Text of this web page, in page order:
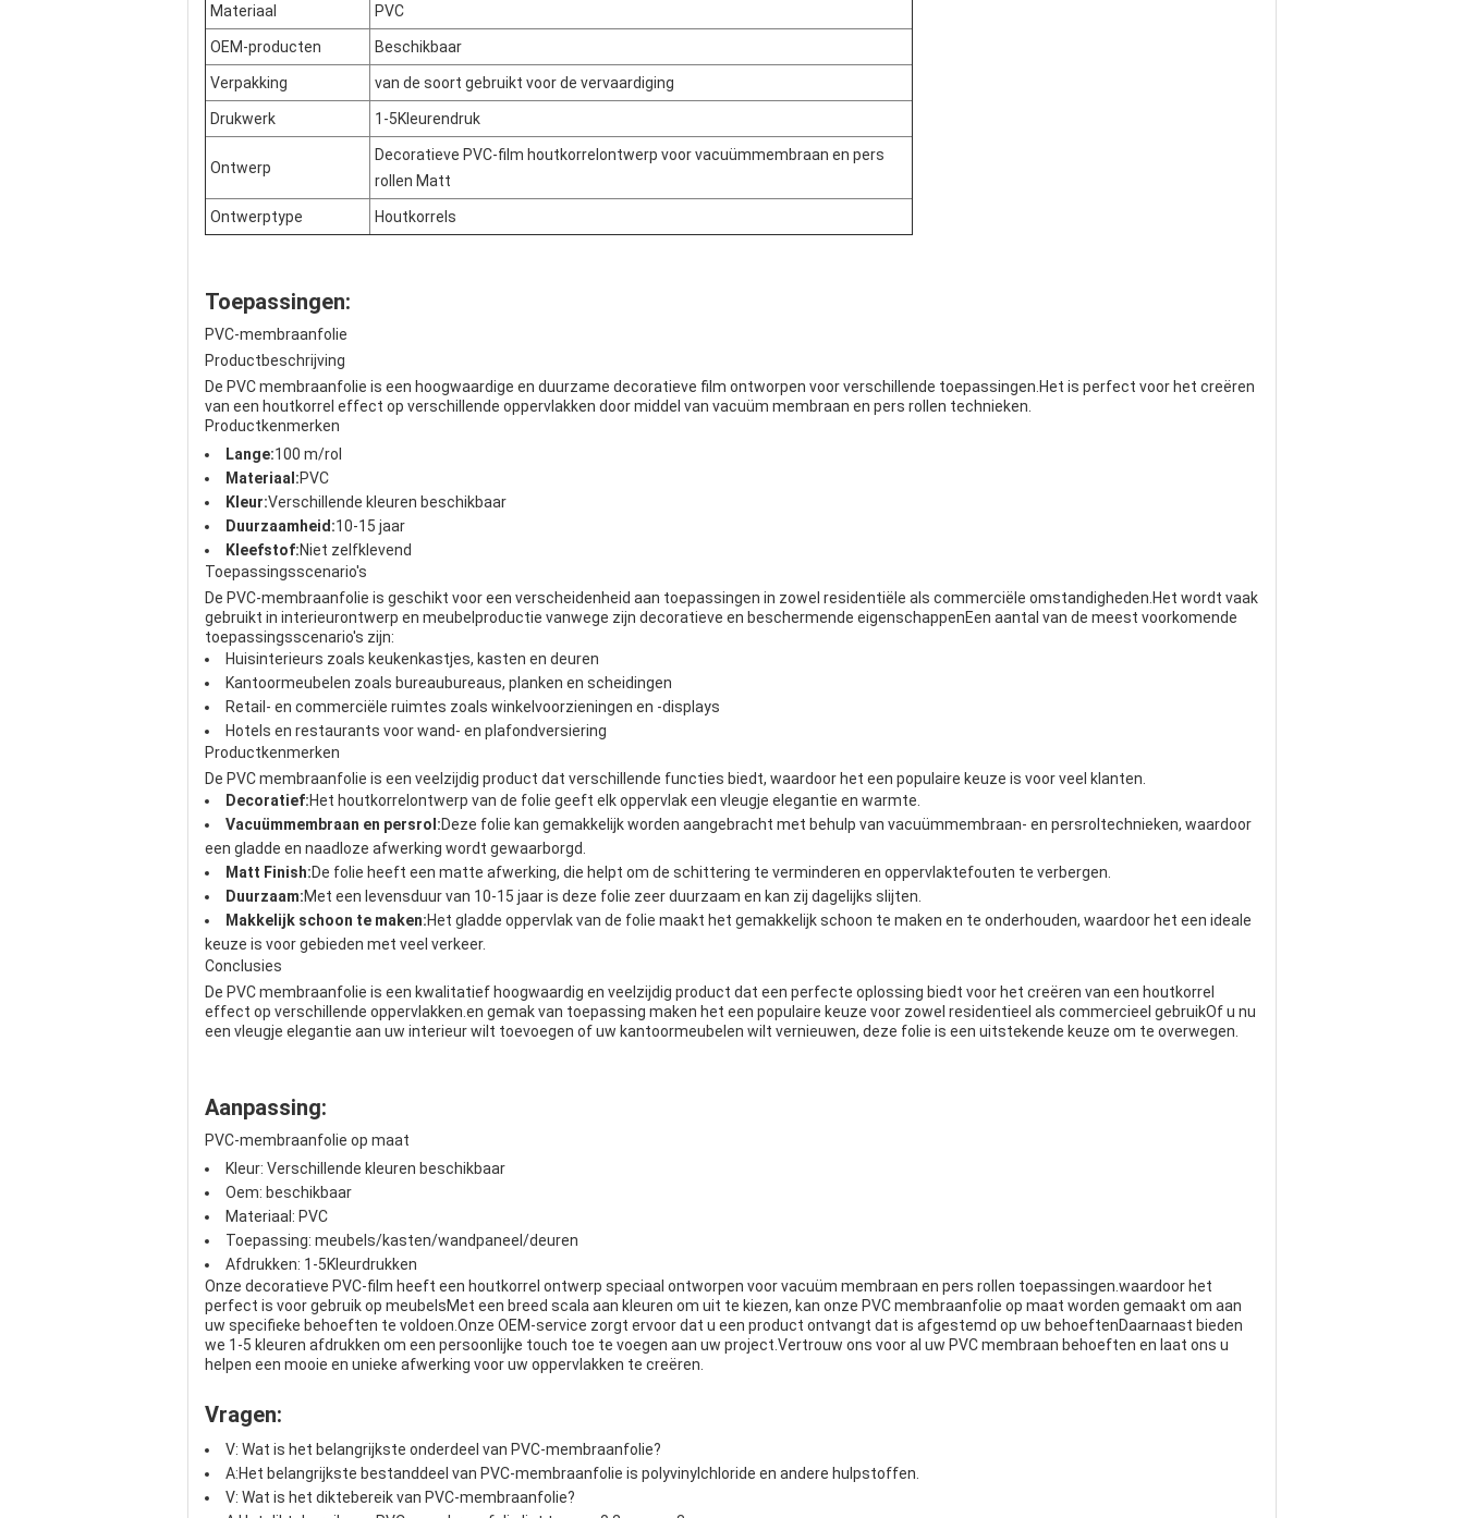
Materiaal PVC
OEM-producten Beschikbaar
Verpakking van de soort gebruikt voor de vervaardiging
Drukwerk 1-5Kleurendruk
Ontwerp
Decoratieve PVC-film houtkorrelontwerp voor vacuümmembraan en pers
rollen Matt
Ontwerptype Houtkorrels
Toepassingen:
PVC-membraanfolie
Productbeschrijving
De PVC membraanfolie is een hoogwaardige en duurzame decoratieve film ontworpen voor verschillende toepassingen.Het is perfect voor het creëren
van een houtkorrel effect op verschillende oppervlakken door middel van vacuüm membraan en pers rollen technieken.
Productkenmerken
Lange:100 m/rol
Materiaal:PVC
Kleur:Verschillende kleuren beschikbaar
Duurzaamheid:10-15 jaar
Kleefstof:Niet zelfklevend
Toepassingsscenario's
De PVC-membraanfolie is geschikt voor een verscheidenheid aan toepassingen in zowel residentiële als commerciële omstandigheden.Het wordt vaak
gebruikt in interieurontwerp en meubelproductie vanwege zijn decoratieve en beschermende eigenschappenEen aantal van de meest voorkomende
toepassingsscenario's zijn:
Huisinterieurs zoals keukenkastjes, kasten en deuren
Kantoormeubelen zoals bureaubureaus, planken en scheidingen
Retail- en commerciële ruimtes zoals winkelvoorzieningen en -displays
Hotels en restaurants voor wand- en plafondversiering
Productkenmerken
De PVC membraanfolie is een veelzijdig product dat verschillende functies biedt, waardoor het een populaire keuze is voor veel klanten.
Decoratief:Het houtkorrelontwerp van de folie geeft elk oppervlak een vleugje elegantie en warmte.
Vacuümmembraan en persrol:Deze folie kan gemakkelijk worden aangebracht met behulp van vacuümmembraan- en persroltechnieken, waardoor
een gladde en naadloze afwerking wordt gewaarborgd.
Matt Finish:De folie heeft een matte afwerking, die helpt om de schittering te verminderen en oppervlaktefouten te verbergen.
Duurzaam:Met een levensduur van 10-15 jaar is deze folie zeer duurzaam en kan zij dagelijks slijten.
Makkelijk schoon te maken:Het gladde oppervlak van de folie maakt het gemakkelijk schoon te maken en te onderhouden, waardoor het een ideale
keuze is voor gebieden met veel verkeer.
Conclusies
De PVC membraanfolie is een kwalitatief hoogwaardig en veelzijdig product dat een perfecte oplossing biedt voor het creëren van een houtkorrel
effect op verschillende oppervlakken.en gemak van toepassing maken het een populaire keuze voor zowel residentieel als commercieel gebruikOf u nu
een vleugje elegantie aan uw interieur wilt toevoegen of uw kantoormeubelen wilt vernieuwen, deze folie is een uitstekende keuze om te overwegen.
Aanpassing:
PVC-membraanfolie op maat
Kleur: Verschillende kleuren beschikbaar
Oem: beschikbaar
Materiaal: PVC
Toepassing: meubels/kasten/wandpaneel/deuren
Afdrukken: 1-5Kleurdrukken
Onze decoratieve PVC-film heeft een houtkorrel ontwerp speciaal ontworpen voor vacuüm membraan en pers rollen toepassingen.waardoor het
perfect is voor gebruik op meubelsMet een breed scala aan kleuren om uit te kiezen, kan onze PVC membraanfolie op maat worden gemaakt om aan
uw specifieke behoeften te voldoen.Onze OEM-service zorgt ervoor dat u een product ontvangt dat is afgestemd op uw behoeftenDaarnaast bieden
we 1-5 kleuren afdrukken om een persoonlijke touch toe te voegen aan uw project.Vertrouw ons voor al uw PVC membraan behoeften en laat ons u
helpen een mooie en unieke afwerking voor uw oppervlakken te creëren.
Vragen:
V: Wat is het belangrijkste onderdeel van PVC-membraanfolie?
A:Het belangrijkste bestanddeel van PVC-membraanfolie is polyvinylchloride en andere hulpstoffen.
V: Wat is het diktebereik van PVC-membraanfolie?